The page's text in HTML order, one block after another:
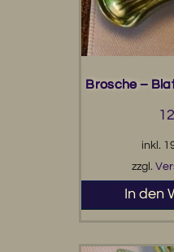
Brosche –
inkl.
zzgl.
In den